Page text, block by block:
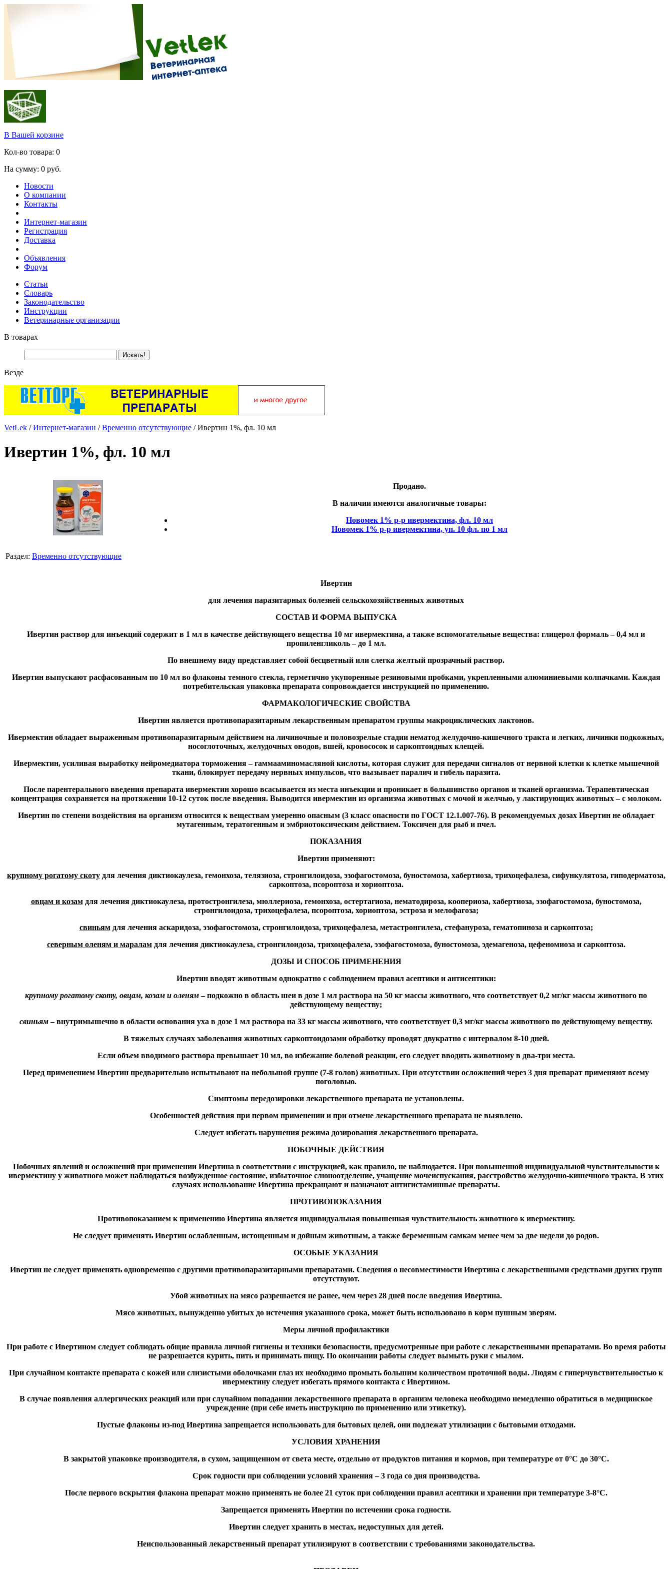
В Вашей корзине
Кол-во товара: 0
На сумму: 0 руб.
Новости
О компании
Контакты
Интернет-магазин
Регистрация
Доставка
Объявления
Форум
Статьи
Словарь
Законодательство
Инструкции
Ветеринарные организации
В товарах
Везде
VetLek /Интернет-магазин /Временно отсутствующие / Ивертин 1%, фл. 10 мл
Ивертин 1%, фл. 10 мл
Продано.
В наличии имеются аналогичные товары:
Новомек 1% р-р ивермектина, фл. 10 мл
Новомек 1% р-р ивермектина, уп. 10 фл. по 1 мл
Раздел: Временно отсутствующие
Ивертин
для лечения паразитарных болезней сельскохозяйственных животных
СОСТАВ И ФОРМА ВЫПУСКА
Ивертин раствор для инъекций содержит в 1 мл в качестве действующего вещества 10 мг ивермектина, а также вспомогательные вещества: глицерол формаль – 0,4 мл и
пропиленгликоль – до 1 мл.
По внешнему виду представляет собой бесцветный или слегка желтый прозрачный раствор.
Ивертин выпускают расфасованным по 10 мл во флаконы темного стекла, герметично укупоренные резиновыми пробками, укрепленными алюминиевыми колпачками. Каждая
потребительская упаковка препарата сопровождается инструкцией по применению.
ФАРМАКОЛОГИЧЕСКИЕ СВОЙСТВА
Ивертин является противопаразитарным лекарственным препаратом группы макроциклических лактонов.
Ивермектин обладает выраженным противопаразитарным действием на личиночные и половозрелые стадии нематод желудочно-кишечного тракта и легких, личинки подкожных,
носоглоточных, желудочных оводов, вшей, кровососок и саркоптоидных клещей.
Ивермектин, усиливая выработку нейромедиатора торможения – гаммааминомасляной кислоты, которая служит для передачи сигналов от нервной клетки к клетке мышечной
ткани, блокирует передачу нервных импульсов, что вызывает паралич и гибель паразита.
После парентерального введения препарата ивермектин хорошо всасывается из места инъекции и проникает в большинство органов и тканей организма. Терапевтическая
концентрация сохраняется на протяжении 10-12 суток после введения. Выводится ивермектин из организма животных с мочой и желчью, у лактирующих животных – с молоком.
Ивертин по степени воздействия на организм относится к веществам умеренно опасным (3 класс опасности по ГОСТ 12.1.007-76). В рекомендуемых дозах Ивертин не обладает
мутагенным, тератогенным и эмбриотоксическим действием. Токсичен для рыб и пчел.
ПОКАЗАНИЯ
Ивертин применяют:
крупному рогатому скотудля лечения диктиокаулеза, гемонхоза, телязиоза, стронгилоидоза, эзофагостомоза, буностомоза, хабертиоза, трихоцефалеза, сифункулятоза, гиподерматоза,
саркоптоза, псороптоза и хориоптоза.
овцам и козамдля лечения диктиокаулеза, протостронгилеза, мюллериоза, гемонхоза, остертагиоза, нематодироза, коопериоза, хабертиоза, эзофагостомоза, буностомоза,
стронгилоидоза, трихоцефалеза, псороптоза, хориоптоза, эстроза и мелофагоза;
свиньямдля лечения аскаридоза, эзофагостомоза, стронгилоидоза, трихоцефалеза, метастронгилеза, стефануроза, гематопиноза и саркоптоза;
северным оленям и мараламдля лечения диктиокаулеза, стронгилоидоза, трихоцефалеза, эзофагостомоза, буностомоза, эдемагеноза, цефеномиоза и саркоптоза.
ДОЗЫ И СПОСОБ ПРИМЕНЕНИЯ
Ивертин вводят животным однократно с соблюдением правил асептики и антисептики:
крупному рогатому скоту, овцам, козам и оленям– подкожно в область шеи в дозе 1 мл раствора на 50 кг массы животного, что соответствует 0,2 мг/кг массы животного по
действующему веществу;
свиньям– внутримышечно в области основания уха в дозе 1 мл раствора на 33 кг массы животного, что соответствует 0,3 мг/кг массы животного по действующему веществу.
В тяжелых случаях заболевания животных саркоптоидозами обработку проводят двукратно с интервалом 8-10 дней.
Если объем вводимого раствора превышает 10 мл, во избежание болевой реакции, его следует вводить животному в два-три места.
Перед применением Ивертин предварительно испытывают на небольшой группе (7-8 голов) животных. При отсутствии осложнений через 3 дня препарат применяют всему
поголовью.
Симптомы передозировки лекарственного препарата не установлены.
Особенностей действия при первом применении и при отмене лекарственного препарата не выявлено.
Следует избегать нарушения режима дозирования лекарственного препарата.
ПОБОЧНЫЕ ДЕЙСТВИЯ
Побочных явлений и осложнений при применении Ивертина в соответствии с инструкцией, как правило, не наблюдается. При повышенной индивидуальной чувствительности к
ивермектину у животного может наблюдаться возбужденное состояние, избыточное слюноотделение, учащение мочеиспускания, расстройство желудочно-кишечного тракта. В этих
случаях использование Ивертина прекращают и назначают антигистаминные препараты.
ПРОТИВОПОКАЗАНИЯ
Противопоказанием к применению Ивертина является индивидуальная повышенная чувствительность животного к ивермектину.
Не следует применять Ивертин ослабленным, истощенным и дойным животным, а также беременным самкам менее чем за две недели до родов.
ОСОБЫЕ УКАЗАНИЯ
Ивертин не следует применять одновременно с другими противопаразитарными препаратами. Сведения о несовместимости Ивертина с лекарственными средствами других групп
отсутствуют.
Убой животных на мясо разрешается не ранее, чем через 28 дней после введения Ивертина.
Мясо животных, вынужденно убитых до истечения указанного срока, может быть использовано в корм пушным зверям.
Меры личной профилактики
При работе с Ивертином следует соблюдать общие правила личной гигиены и техники безопасности, предусмотренные при работе с лекарственными препаратами. Во время работы
не разрешается курить, пить и принимать пищу. По окончании работы следует вымыть руки с мылом.
При случайном контакте препарата с кожей или слизистыми оболочками глаз их необходимо промыть большим количеством проточной воды. Людям с гиперчувствительностью к
ивермектину следует избегать прямого контакта с Ивертином.
В случае появления аллергических реакций или при случайном попадании лекарственного препарата в организм человека необходимо немедленно обратиться в медицинское
учреждение (при себе иметь инструкцию по применению или этикетку).
Пустые флаконы из-под Ивертина запрещается использовать для бытовых целей, они подлежат утилизации с бытовыми отходами.
УСЛОВИЯ ХРАНЕНИЯ
В закрытой упаковке производителя, в сухом, защищенном от света месте, отдельно от продуктов питания и кормов, при температуре от 0°С до 30°С.
Срок годности при соблюдении условий хранения – 3 года со дня производства.
После первого вскрытия флакона препарат можно применять не более 21 суток при соблюдении правил асептики и хранении при температуре 3-8°С.
Запрещается применять Ивертин по истечении срока годности.
Ивертин следует хранить в местах, недоступных для детей.
Неиспользованный лекарственный препарат утилизируют в соответствии с требованиями законодательства.